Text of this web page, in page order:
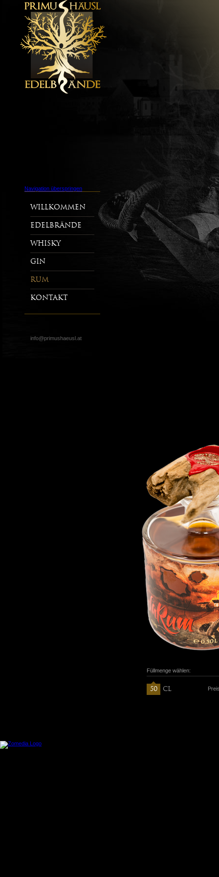
Navigation überspringen
Willkommen
Edelbrände
Whisky
Gin
Rum
Kontakt
info@primushaeusl.at
Füllmenge wählen:
50 CL